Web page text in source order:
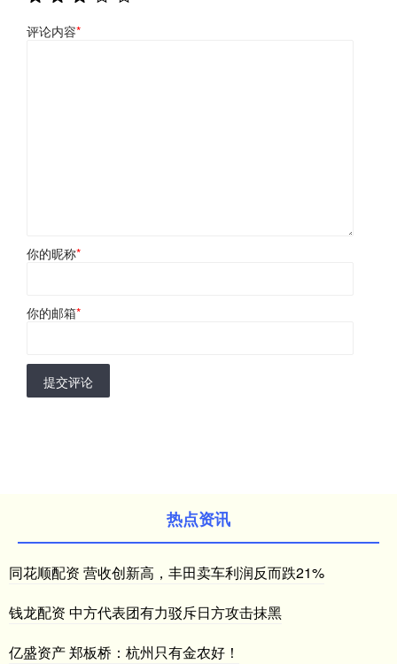
评论内容*
你的昵称*
你的邮箱*
提交评论
热点资讯
同花顺配资 营收创新高，丰田卖车利润反而跌21%
钱龙配资 中方代表团有力驳斥日方攻击抹黑
亿盛资产 郑板桥：杭州只有金农好！